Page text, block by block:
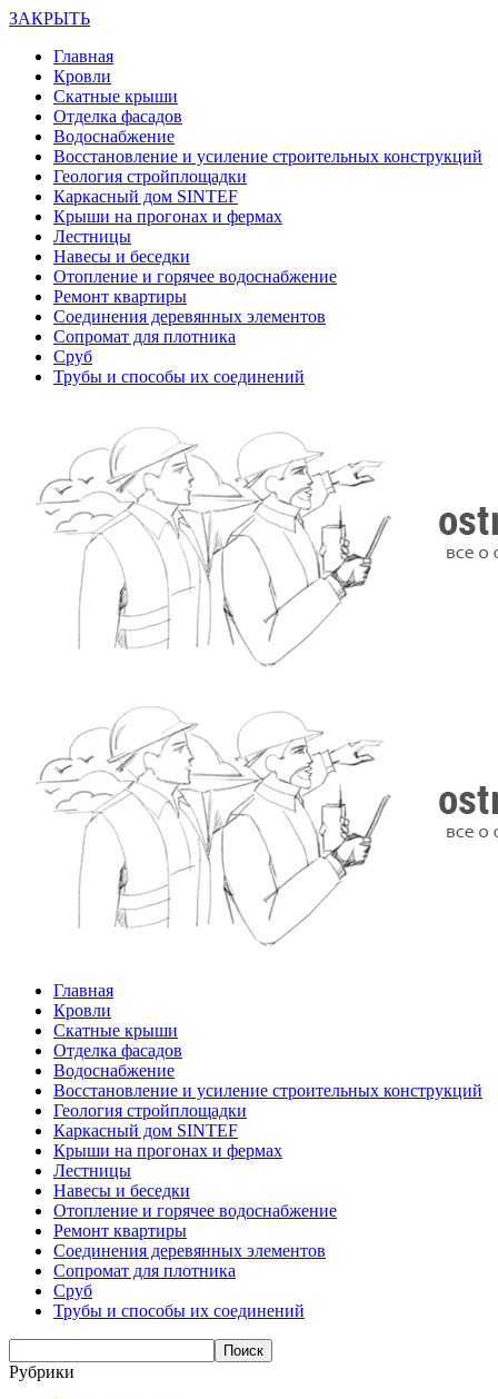
ЗАКРЫТЬ
Главная
Кровли
Скатные крыши
Отделка фасадов
Водоснабжение
Восстановление и усиление строительных конструкций
Геология стройплощадки
Каркасный дом SINTEF
Крыши на прогонах и фермах
Лестницы
Навесы и беседки
Отопление и горячее водоснабжение
Ремонт квартиры
Соединения деревянных элементов
Сопромат для плотника
Сруб
Трубы и способы их соединений
Главная
Кровли
Скатные крыши
Отделка фасадов
Водоснабжение
Восстановление и усиление строительных конструкций
Геология стройплощадки
Каркасный дом SINTEF
Крыши на прогонах и фермах
Лестницы
Навесы и беседки
Отопление и горячее водоснабжение
Ремонт квартиры
Соединения деревянных элементов
Сопромат для плотника
Сруб
Трубы и способы их соединений
Рубрики